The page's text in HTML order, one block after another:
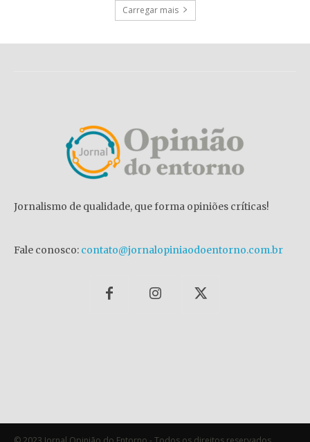
Carregar mais
Jornalismo de qualidade, que forma opiniões críticas!
Fale conosco: contato@jornalopiniaodoentorno.com.br